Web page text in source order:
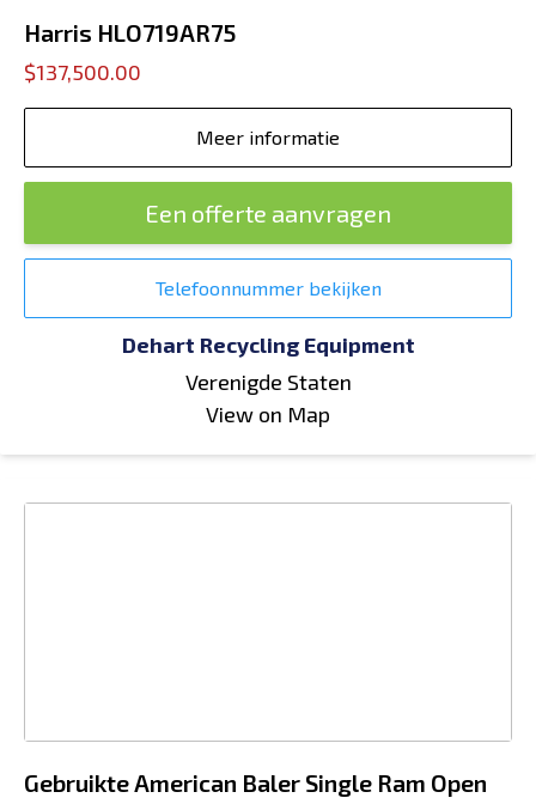
Harris HLO719AR75
$137,500.00
Meer informatie
Een offerte aanvragen
Telefoonnummer bekijken
Dehart Recycling Equipment
Verenigde Staten
View on Map
Gebruikte American Baler Single Ram Open